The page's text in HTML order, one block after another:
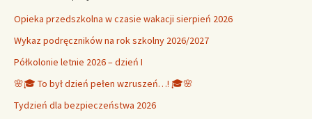
Opieka przedszkolna w czasie wakacji sierpień 2026
Wykaz podręczników na rok szkolny 2026/2027
Półkolonie letnie 2026 – dzień I
🌸🎓 To był dzień pełen wzruszeń…! 🎓🌸
Tydzień dla bezpieczeństwa 2026